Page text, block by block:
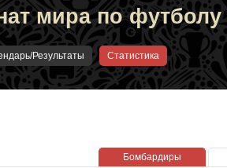
мира по футболу
Результаты Статистика
Бомбардиры